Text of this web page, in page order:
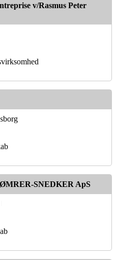
v/Rasmus Peter
SNEDKER ApS